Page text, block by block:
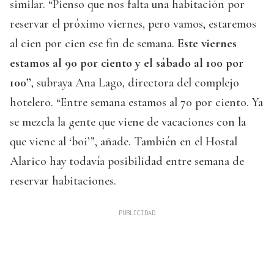
similar. “Pienso que nos falta una habitación por
reservar el próximo viernes, pero vamos, estaremos
al cien por cien ese fin de semana. Este viernes
estamos al 90 por ciento y el sábado al 100 por
100”, subraya Ana Lago, directora del complejo
hotelero. “Entre semana estamos al 70 por ciento. Ya
se mezcla la gente que viene de vacaciones con la
que viene al ‘boi’”, añade. También en el Hostal
Alarico hay todavía posibilidad entre semana de
reservar habitaciones.